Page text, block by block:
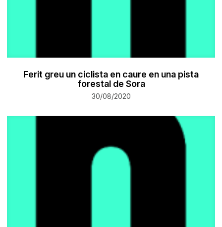
Ferit greu un ciclista en caure en una pista
forestal de Sora
30/08/2020